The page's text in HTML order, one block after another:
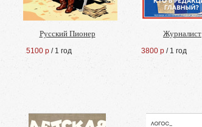
Русский Пионер
5100 р / 1 год
Журналист
3800 р / 1 год